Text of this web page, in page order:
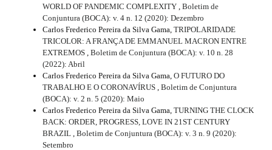
WORLD OF PANDEMIC COMPLEXITY Boletim de
Conjuntura (BOCA): v. 4 n. 12 (2020): Dezembro
Carlos Frederico Pereira da Silva Gama, TRIPOLARIDADE
TRICOLOR: A FRANÇA DE EMMANUEL MACRON ENTRE
EXTREMOS Boletim de Conjuntura (BOCA): v. 10 n. 28
(2022): Abril
Carlos Frederico Pereira da Silva Gama, O FUTURO DO
TRABALHO E O CORONAVÍRUS Boletim de Conjuntura
(BOCA): v. 2 n. 5 (2020): Maio
Carlos Frederico Pereira da Silva Gama, TURNING THE CLOCK
BACK: ORDER, PROGRESS, LOVE IN 21ST CENTURY
BRAZIL Boletim de Conjuntura (BOCA): v. 3 n. 9 (2020):
Setembro